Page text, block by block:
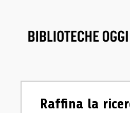
Raffina la